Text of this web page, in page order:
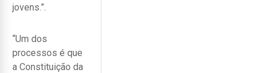
jovens.”.
“Um dos
processos é que
a Constituição da